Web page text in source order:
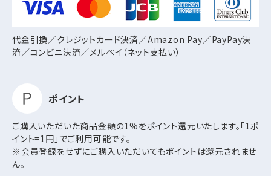
代金引換／クレジットカード決済／Amazon Pay／PayPay決
済／コンビニ決済／メルペイ（ネット支払い）
ポイント
ご購入いただいた商品金額の1%をポイント還元いたします。「1ポ
イント=1円」でご利用可能です。
※会員登録をせずにご購入いただいてもポイントは還元されませ
ん。